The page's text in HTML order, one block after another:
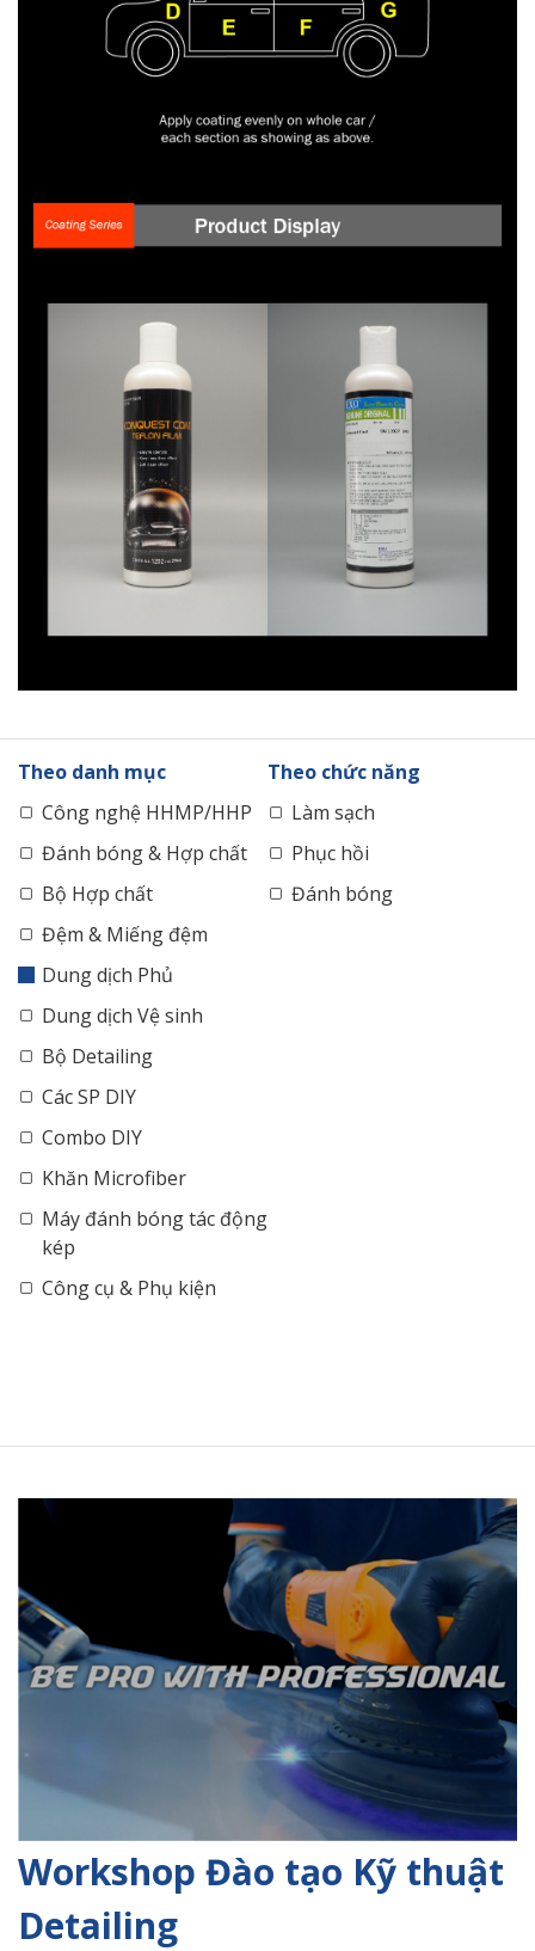
Theo danh mục
Công nghệ HHMP/HHP
Đánh bóng & Hợp chất
Bộ Hợp chất
Đệm & Miếng đệm
Dung dịch Phủ
Dung dịch Vệ sinh
Bộ Detailing
Các SP DIY
Combo DIY
Khăn Microfiber
Máy đánh bóng tác động
kép
Công cụ & Phụ kiện
Theo chức năng
Làm sạch
Phục hồi
Đánh bóng
Workshop Đào tạo Kỹ thuật
Detailing